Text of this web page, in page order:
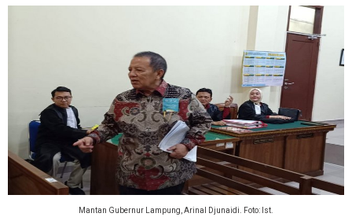
Mantan Gubernur Lampung, Arinal Djunaidi. Foto: Ist.